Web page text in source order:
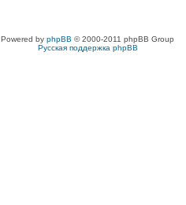
Powered by phpBB © 2000-2011 phpBB Group
Русская поддержка phpBB